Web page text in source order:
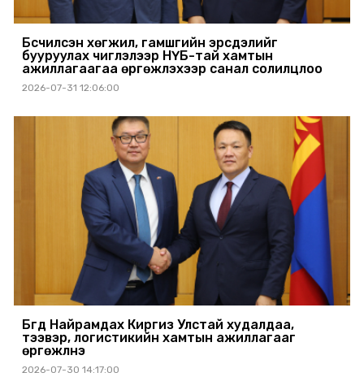
Бүсчилсэн хөгжил, гамшгийн эрсдэлийг
бууруулах чиглэлээр НҮБ-тай хамтын
ажиллагаагаа өргөжүүлэхээр санал солилцлоо
2026-07-31 12:06:00
Бүгд Найрамдах Киргиз Улстай худалдаа,
тээвэр, логистикийн хамтын ажиллагааг
өргөжүүлнэ
2026-07-30 14:17:00